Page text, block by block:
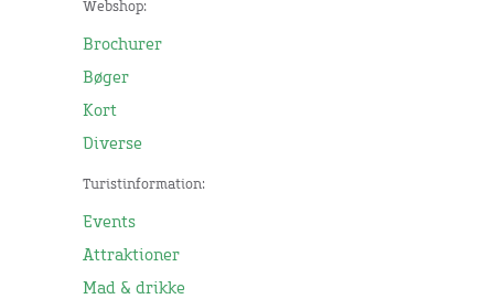
Webshop:
Brochurer
Bøger
Kort
Diverse
Turistinformation:
Events
Attraktioner
Mad & drikke